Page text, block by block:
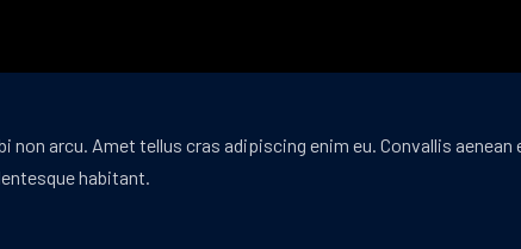
arcu. Amet tellus cras adipiscing enim eu. Convallis
habitant.